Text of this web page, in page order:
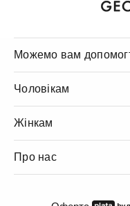
Можемо вам
Чоловікам
Жінкам
Про нас